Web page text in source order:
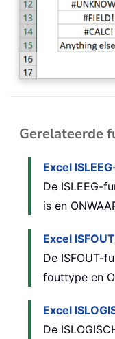
Gerelateerde
Excel
De ISLEEG-
is en
Excel
De ISFOUT-
fouttype en
Excel
De